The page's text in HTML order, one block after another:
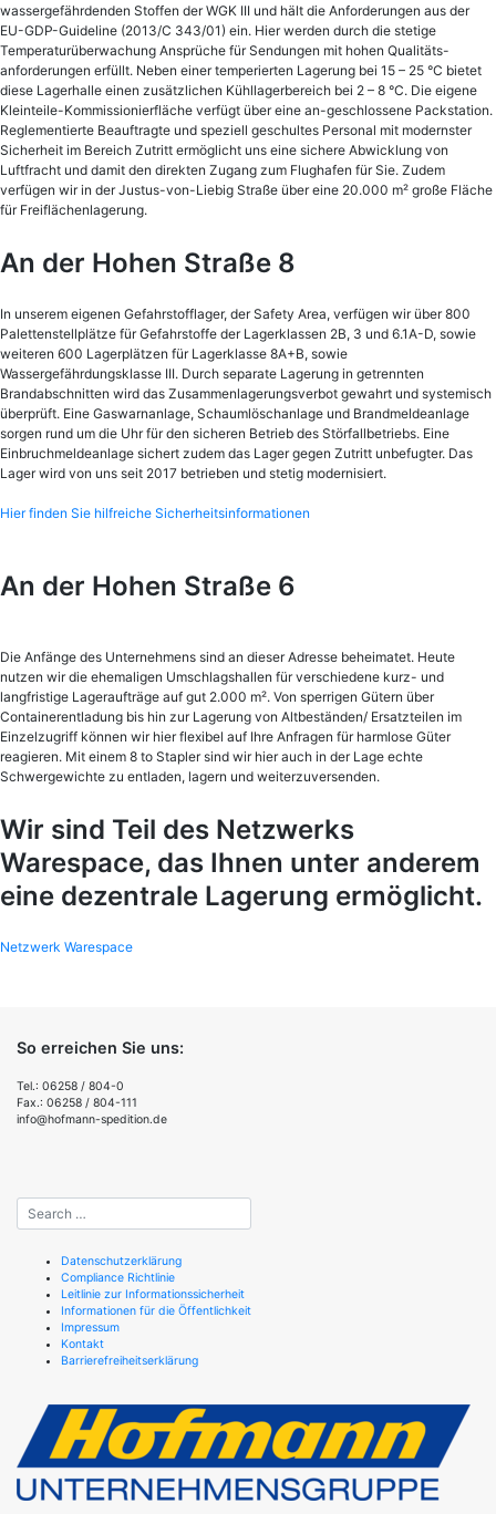
wassergefährdenden Stoffen der WGK III und hält die Anforderungen aus der
EU-GDP-Guideline (2013/C 343/01) ein. Hier werden durch die stetige
Temperaturüberwachung Ansprüche für Sendungen mit hohen Qualitäts-
anforderungen erfüllt. Neben einer temperierten Lagerung bei 15 – 25 °C bietet
diese Lagerhalle einen zusätzlichen Kühllagerbereich bei 2 – 8 °C. Die eigene
Kleinteile-Kommissionierfläche verfügt über eine an-geschlossene Packstation.
Reglementierte Beauftragte und speziell geschultes Personal mit modernster
Sicherheit im Bereich Zutritt ermöglicht uns eine sichere Abwicklung von
Luftfracht und damit den direkten Zugang zum Flughafen für Sie. Zudem
verfügen wir in der Justus-von-Liebig Straße über eine 20.000 m² große Fläche
für Freiflächenlagerung.
An der Hohen Straße 8
In unserem eigenen Gefahrstofflager, der Safety Area, verfügen wir über 800
Palettenstellplätze für Gefahrstoffe der Lagerklassen 2B, 3 und 6.1A-D, sowie
weiteren 600 Lagerplätzen für Lagerklasse 8A+B, sowie
Wassergefährdungsklasse III. Durch separate Lagerung in getrennten
Brandabschnitten wird das Zusammenlagerungsverbot gewahrt und systemisch
überprüft. Eine Gaswarnanlage, Schaumlöschanlage und Brandmeldeanlage
sorgen rund um die Uhr für den sicheren Betrieb des Störfallbetriebs. Eine
Einbruchmeldeanlage sichert zudem das Lager gegen Zutritt unbefugter. Das
Lager wird von uns seit 2017 betrieben und stetig modernisiert.
Hier finden Sie hilfreiche Sicherheitsinformationen
An der Hohen Straße 6
Die Anfänge des Unternehmens sind an dieser Adresse beheimatet. Heute
nutzen wir die ehemaligen Umschlagshallen für verschiedene kurz- und
langfristige Lageraufträge auf gut 2.000 m². Von sperrigen Gütern über
Containerentladung bis hin zur Lagerung von Altbeständen/ Ersatzteilen im
Einzelzugriff können wir hier flexibel auf Ihre Anfragen für harmlose Güter
reagieren. Mit einem 8 to Stapler sind wir hier auch in der Lage echte
Schwergewichte zu entladen, lagern und weiterzuversenden.
Wir sind Teil des Netzwerks
Warespace, das Ihnen unter anderem
eine dezentrale Lagerung ermöglicht.
Netzwerk Warespace
So erreichen Sie uns:
Tel.: 06258 / 804-0
Fax.: 06258 / 804-111
info@hofmann-spedition.de
Datenschutzerklärung
Compliance Richtlinie
Leitlinie zur Informationssicherheit
Informationen für die Öffentlichkeit
Impressum
Kontakt
Barrierefreiheitserklärung